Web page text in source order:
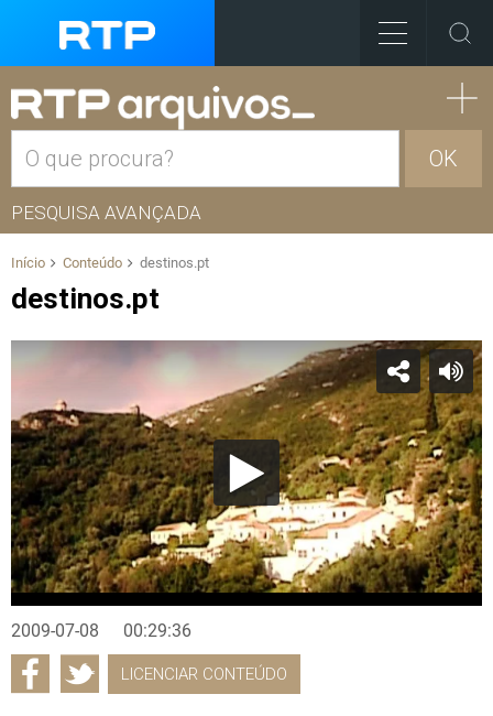
OK
PESQUISA AVANÇADA
Início Conteúdo destinos.pt
destinos.pt
2009-07-08 00:29:36
LICENCIAR CONTEÚDO